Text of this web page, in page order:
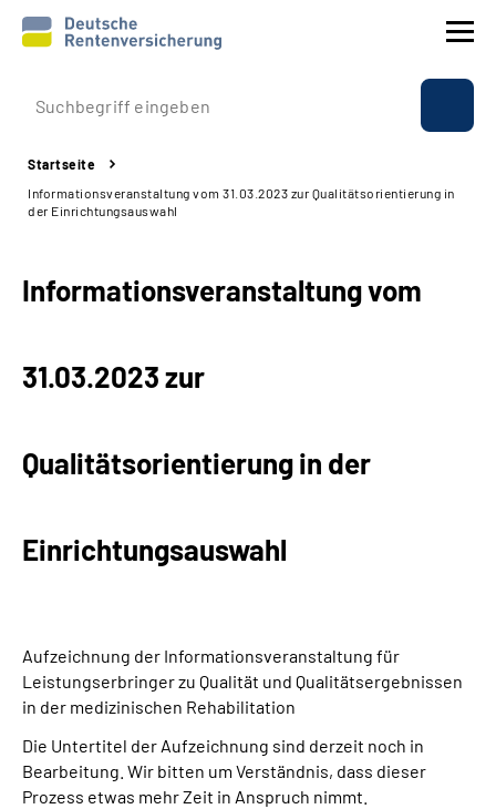
Prävention
Reha
Beratung & Kontakt
Experten
Suche
Inhalte in Gebärdensprache (DGS)
Startseite
Informationsveranstaltung vom 31.03.2023 zur Qualitätsorientierung in
der Einrichtungsauswahl
Informationsveranstaltung vom
31.03.2023 zur
Qualitätsorientierung in der
Einrichtungsauswahl
Aufzeichnung der Informationsveranstaltung für
Leistungserbringer zu Qualität und Qualitätsergebnissen
in der medizinischen Rehabilitation
Die Untertitel der Aufzeichnung sind derzeit noch in
Bearbeitung. Wir bitten um Verständnis, dass dieser
Prozess etwas mehr Zeit in Anspruch nimmt.